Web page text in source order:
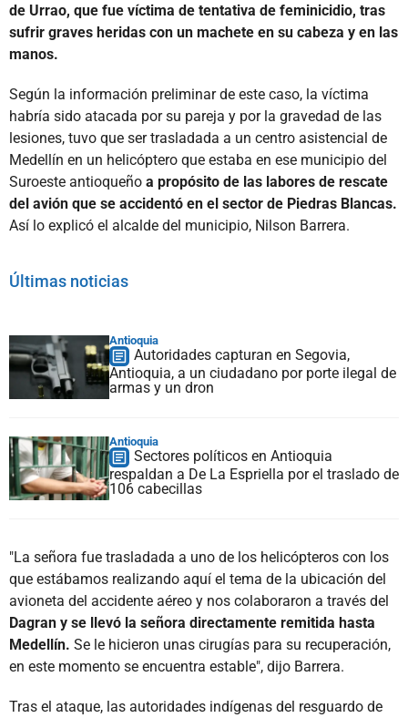
de Urrao, que fue víctima de tentativa de feminicidio, tras
sufrir graves heridas con un machete en su cabeza y en las
manos.
Según la información preliminar de este caso, la víctima
habría sido atacada por su pareja y por la gravedad de las
lesiones, tuvo que ser trasladada a un centro asistencial de
Medellín en un helicóptero que estaba en ese municipio del
Suroeste antioqueño a propósito de las labores de rescate
del avión que se accidentó en el sector de Piedras Blancas.
Así lo explicó el alcalde del municipio, Nilson Barrera.
Últimas noticias
Antioquia
Autoridades capturan en Segovia,
Antioquia, a un ciudadano por porte ilegal de
armas y un dron
Antioquia
Sectores políticos en Antioquia
respaldan a De La Espriella por el traslado de
106 cabecillas
"La señora fue trasladada a uno de los helicópteros con los
que estábamos realizando aquí el tema de la ubicación del
avioneta del accidente aéreo y nos colaboraron a través del
Dagran y se llevó la señora directamente remitida hasta
Medellín. Se le hicieron unas cirugías para su recuperación,
en este momento se encuentra estable", dijo Barrera.
Tras el ataque, las autoridades indígenas del resguardo de